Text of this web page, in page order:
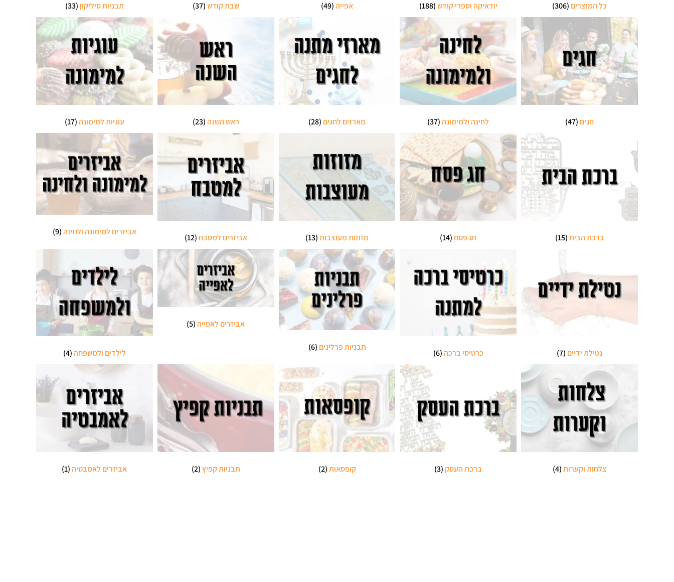
כל המוצרים (306) יודאיקה וספרי קודש(188) אפייה(49) שבת קודש(37) תבניות סיליקון (33)
חגים (47) לחינה ולמימונה(37) מארזים לחגים (28) ראש השנה(23) עוגיות למימונה(17)
ברכת הבית(15) חג פסח (14) מזוזות מעוצבות(13) אביזרים למטבח (12)
אביזרים למימונה ולחינה(9)
נטילת ידיים (7) כרטיסי ברכה(6)
תבניות פרלינים (6)
אביזרים לאפייה(5)
לילדים ולמשפחה(4)
צלחות וקערות(4) ברכת העסק(3) קופסאות(2) תבניות קפיץ(2) אביזרים לאמבטיה(1)